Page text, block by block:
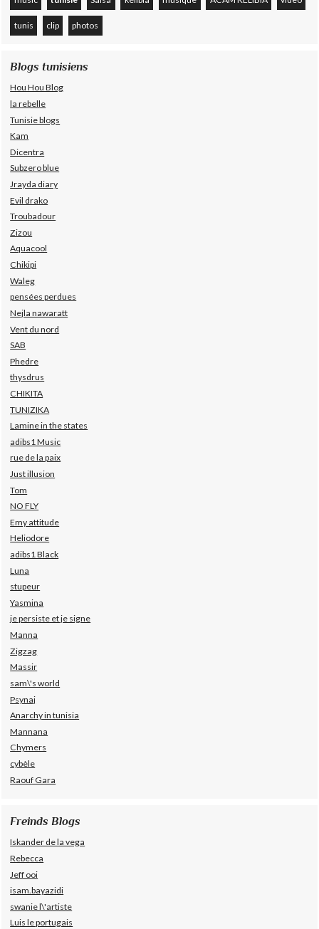
tunis clip photos
Blogs tunisiens
Hou Hou Blog
la rebelle
Tunisie blogs
Kam
Dicentra
Subzero blue
Jrayda diary
Evil drako
Troubadour
Zizou
Aquacool
Chikipi
Waleg
pensées perdues
Nejla nawaratt
Vent du nord
SAB
Phedre
thysdrus
CHIKITA
TUNIZIKA
Lamine in the states
adibs1 Music
rue de la paix
Just illusion
Tom
NO FLY
Emy attitude
Heliodore
adibs1 Black
Luna
stupeur
Yasmina
je persiste et je signe
Manna
Zigzag
Massir
sam\'s world
Psynaj
Anarchy in tunisia
Mannana
Chymers
cybèle
Raouf Gara
Freinds Blogs
Iskander de la vega
Rebecca
Jeff ooi
isam.bayazidi
swanie l\'artiste
Luis le portugais